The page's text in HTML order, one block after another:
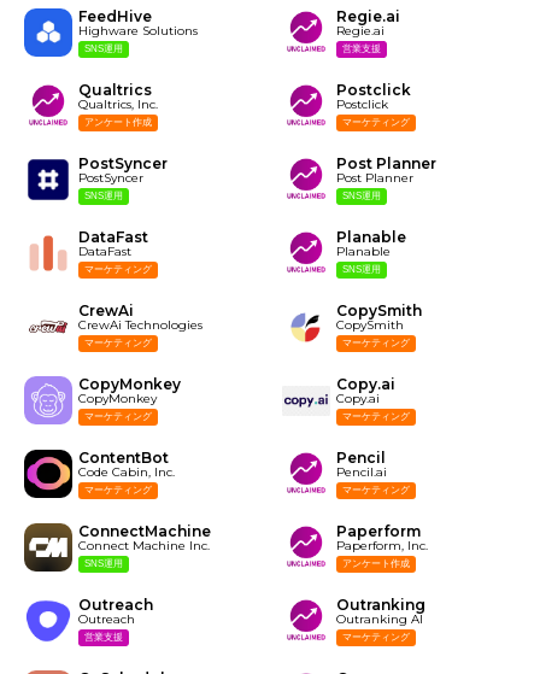
FeedHive
Highware Solutions
SNS運用
Regie.ai
Regie.ai
営業支援
Qualtrics
Qualtrics, Inc.
アンケート作成
Postclick
Postclick
マーケティング
PostSyncer
PostSyncer
SNS運用
Post Planner
Post Planner
SNS運用
DataFast
DataFast
マーケティング
Planable
Planable
SNS運用
CrewAi
CrewAi Technologies
マーケティング
CopySmith
CopySmith
マーケティング
CopyMonkey
CopyMonkey
マーケティング
Copy.ai
Copy.ai
マーケティング
ContentBot
Code Cabin, Inc.
マーケティング
Pencil
Pencil.ai
マーケティング
ConnectMachine
Connect Machine Inc.
SNS運用
Paperform
Paperform, Inc.
アンケート作成
Outreach
Outreach
営業支援
Outranking
Outranking AI
マーケティング